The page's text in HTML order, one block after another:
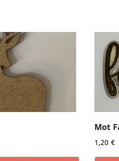
Mot
1,20 €